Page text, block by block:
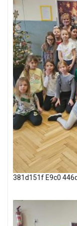
381d151f E9c0